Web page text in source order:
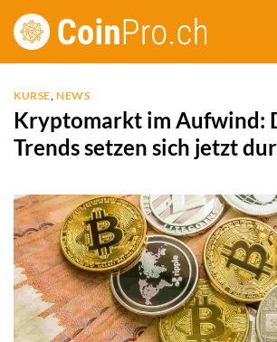
Zum
Inhalt
KURSE,NEWS
Kryptomarkt im Aufwind:
Trends setzen sich jetzt